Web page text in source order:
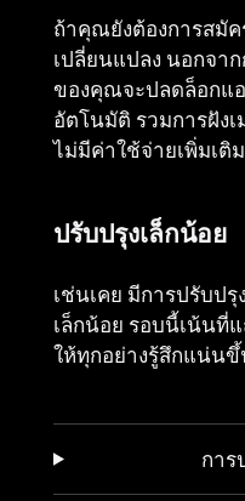
ถ้าคุณยังต้องการสมั
เปลี่ยนแปลง นอกจา
ของคุณจะปลดล็อกแ
อัตโนมัติ รวมการฝัง
ไม่มีค่าใช้จ่ายเพิ่มเติม
ปรับปรุงเล็กน้อย
เช่นเคย มีการปรับป
เล็กน้อย รอบนี้เน้นที่
ให้ทุกอย่างรู้สึกแน่น
การ